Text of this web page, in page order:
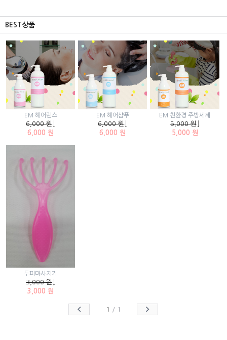
BEST상품
EM 헤어린스
6,000 원
6,000 원
EM 헤어샴푸
6,000 원↓
6,000 원
EM 친환경 주방세제
5,000 원↓
5,000 원
두피마사지기
3,000 원
3,000 원
1 / 1